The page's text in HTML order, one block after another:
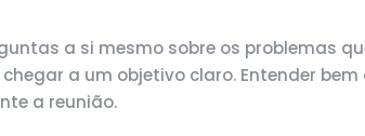
a si mesmo sobre os problemas
a um objetivo claro. Entender
a reunião.